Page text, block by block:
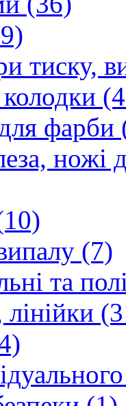
тиску,
фарби
ножі
(7)
та